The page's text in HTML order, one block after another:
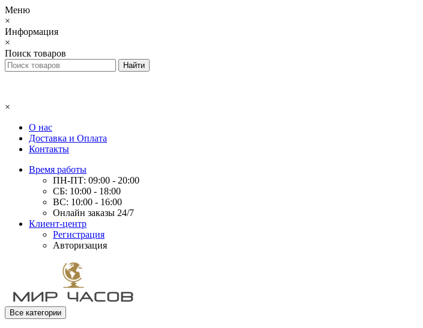
Меню
×
Информация
×
Поиск товаров
×
О нас
Доставка и Оплата
Контакты
Время работы
ПН-ПТ: 09:00 - 20:00
СБ: 10:00 - 18:00
ВС: 10:00 - 16:00
Онлайн заказы 24/7
Клиент-центр
Регистрация
Авторизация
Все категории